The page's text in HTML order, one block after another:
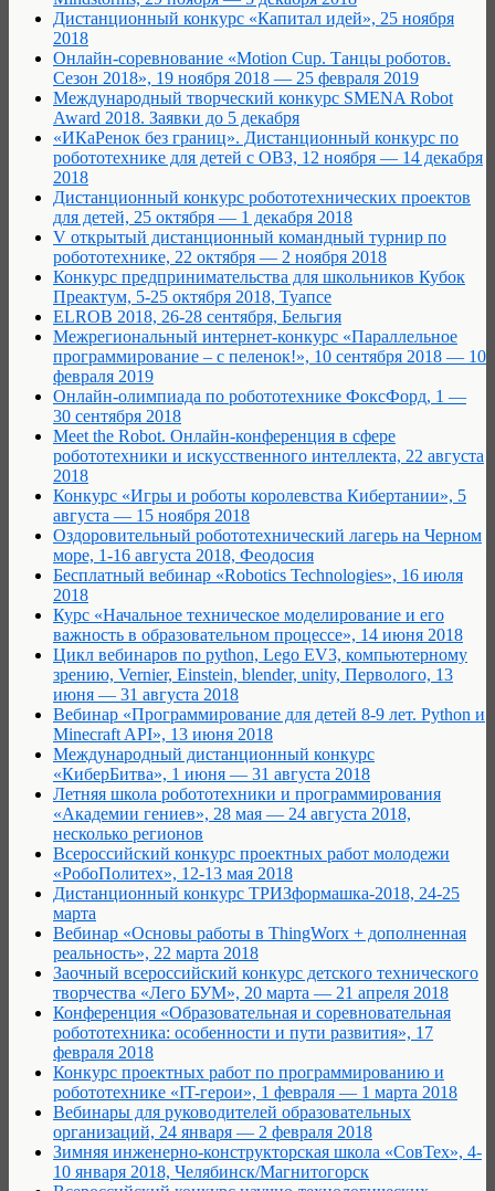
Дистанционный конкурс «Капитал идей», 25 ноября
2018
Онлайн-соревнование «Motion Cup. Танцы роботов.
Сезон 2018», 19 ноября 2018 — 25 февраля 2019
Международный творческий конкурс SMENA Robot
Award 2018. Заявки до 5 декабря
«ИКаРенок без границ». Дистанционный конкурс по
робототехнике для детей с ОВЗ, 12 ноября — 14 декабря
2018
Дистанционный конкурс робототехнических проектов
для детей, 25 октября — 1 декабря 2018
V открытый дистанционный командный турнир по
робототехнике, 22 октября — 2 ноября 2018
Конкурс предпринимательства для школьников Кубок
Преактум, 5-25 октября 2018, Туапсе
ELROB 2018, 26-28 сентября, Бельгия
Межрегиональный интернет-конкурс «Параллельное
программирование – с пеленок!», 10 сентября 2018 — 10
февраля 2019
Онлайн-олимпиада по робототехнике ФоксФорд, 1 —
30 сентября 2018
Meet the Robot. Онлайн-конференция в сфере
робототехники и искусственного интеллекта, 22 августа
2018
Конкурс «Игры и роботы королевства Кибертании», 5
августа — 15 ноября 2018
Оздоровительный робототехнический лагерь на Черном
море, 1-16 августа 2018, Феодосия
Бесплатный вебинар «Robotics Technologies», 16 июля
2018
Курс «Начальное техническое моделирование и его
важность в образовательном процессе», 14 июня 2018
Цикл вебинаров по python, Lego EV3, компьютерному
зрению, Vernier, Einstein, blender, unity, Перволого, 13
июня — 31 августа 2018
Вебинар «Программирование для детей 8-9 лет. Python и
Minecraft API», 13 июня 2018
Международный дистанционный конкурс
«КиберБитва», 1 июня — 31 августа 2018
Летняя школа робототехники и программирования
«Академии гениев», 28 мая — 24 августа 2018,
несколько регионов
Всероссийский конкурс проектных работ молодежи
«РобоПолитех», 12-13 мая 2018
Дистанционный конкурс ТРИЗформашка-2018, 24-25
марта
Вебинар «Основы работы в ThingWorx + дополненная
реальность», 22 марта 2018
Заочный всероссийский конкурс детского технического
творчества «Лего БУМ», 20 марта — 21 апреля 2018
Конференция «Образовательная и соревновательная
робототехника: особенности и пути развития», 17
февраля 2018
Конкурс проектных работ по программированию и
робототехнике «IT-герои», 1 февраля — 1 марта 2018
Вебинары для руководителей образовательных
организаций, 24 января — 2 февраля 2018
Зимняя инженерно-конструкторская школа «СовТех», 4-
10 января 2018, Челябинск/Магнитогорск